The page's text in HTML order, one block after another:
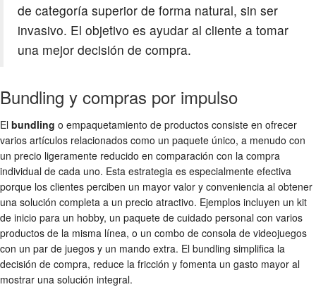
de categoría superior de forma natural, sin ser
invasivo. El objetivo es ayudar al cliente a tomar
una mejor decisión de compra.
Bundling y compras por impulso
El bundling o empaquetamiento de productos consiste en ofrecer
varios artículos relacionados como un paquete único, a menudo con
un precio ligeramente reducido en comparación con la compra
individual de cada uno. Esta estrategia es especialmente efectiva
porque los clientes perciben un mayor valor y conveniencia al obtener
una solución completa a un precio atractivo. Ejemplos incluyen un kit
de inicio para un hobby, un paquete de cuidado personal con varios
productos de la misma línea, o un combo de consola de videojuegos
con un par de juegos y un mando extra. El bundling simplifica la
decisión de compra, reduce la fricción y fomenta un gasto mayor al
mostrar una solución integral.